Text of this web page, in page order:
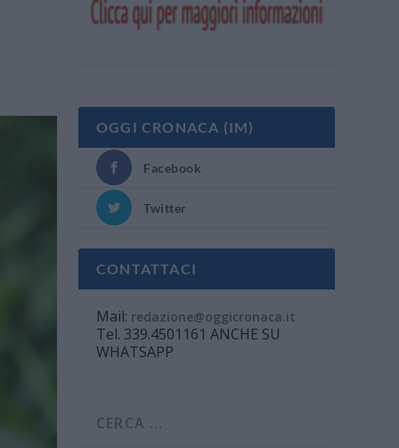
OGGI CRONACA (IM)
Facebook
Twitter
CONTATTACI
Mail: redazione@oggicronaca.it
Tel. 339.4501161 ANCHE SU
WHATSAPP